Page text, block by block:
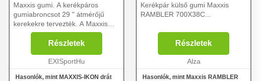
Maxxis gumi. A kerékpáros
gumiabroncsot 29 " átmérőjű
kerekekre tervezték. A Maxxis
Ikon egy sokoldalú XC abroncs,
amelyet sokféle körülmények
között terveztek. Kiszámítható
kezelhetőségével az Ikon a...
Részletek
EXISportHu
Hasonlók, mint MAXXIS-IKON drát
Kerékpár külső gumi Maxxis
RAMBLER 700X38C...
Részletek
Alza
Hasonlók, mint Maxxis RAMBLER